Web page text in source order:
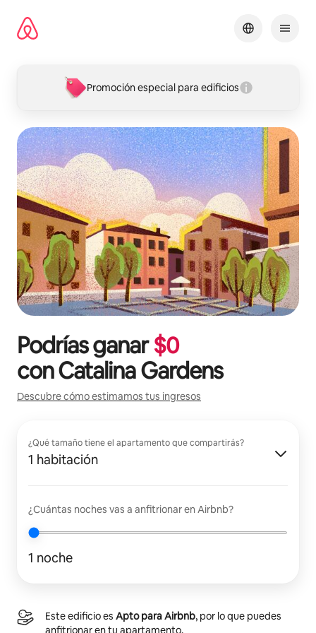
contenido
Promoción especial para edificios
Podrías ganar$0
conCatalina Gardens
Descubre cómo estimamos tus ingresos
¿Qué tamaño tiene el apartamento que compartirás?
1 habitación
¿Cuántas noches vas a anfitrionar en Airbnb?
1 noche
Este edificio es Apto para Airbnb, por lo que puedes
anfitrionar en tu apartamento.